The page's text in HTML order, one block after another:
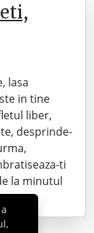
lasa
in tine
liber,
desprinde-
ti
la minutul